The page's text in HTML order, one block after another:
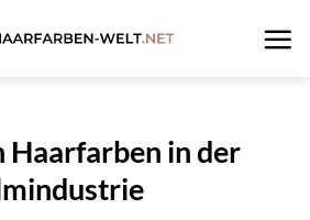
Haarfarben in der